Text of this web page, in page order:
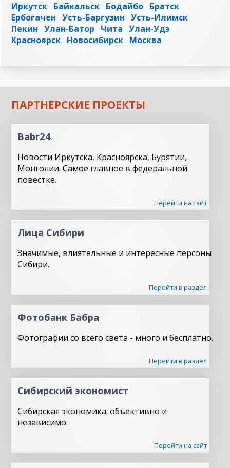
Иркутск Байкальск Бодайбо Братск
Ербогачен Усть-Баргузин Усть-Илимск
Пекин Улан-Батор Чита Улан-Удэ
Красноярск Новосибирск Москва
ПАРТНЕРСКИЕ ПРОЕКТЫ
Babr24
Новости Иркутска, Красноярска, Бурятии,
Монголии. Самое главное в федеральной
повестке.
Перейти на сайт
Лица Сибири
Значимые, влиятельные и интересные персоны
Сибири.
Перейти в раздел
Фотобанк Бабра
Фотографии со всего света - много и бесплатно.
Перейти в раздел
Сибирский экономист
Сибирская экономика: объективно и
независимо.
Перейти на сайт